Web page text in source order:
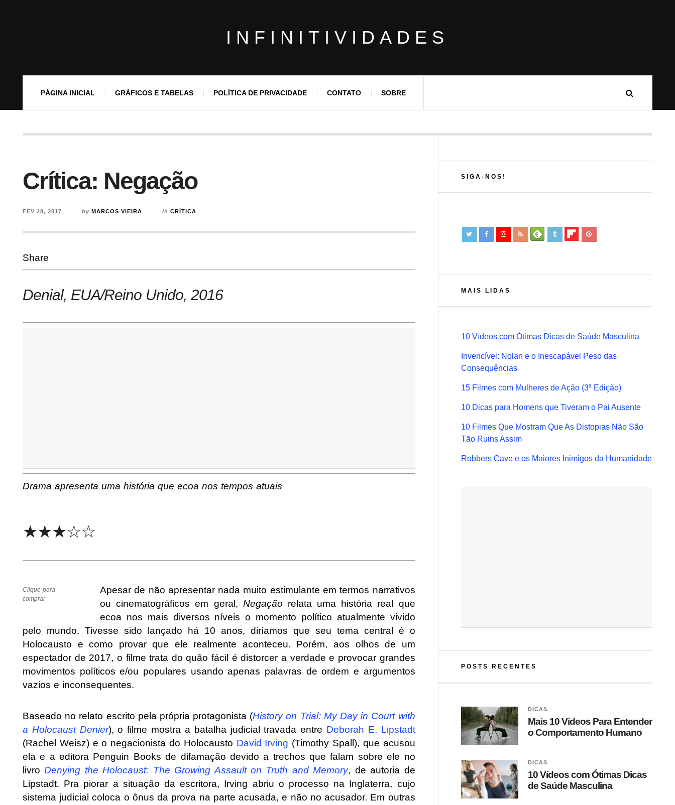
INFINITIVIDADES
PÁGINA INICIAL GRÁFICOS E TABELAS POLÍTICA DE PRIVACIDADE CONTATO SOBRE
Crítica: Negação
FEV 28, 2017 by MARCOS VIEIRA in CRÍTICA
Share
Denial, EUA/Reino Unido, 2016
Drama apresenta uma história que ecoa nos tempos atuais
★★★☆☆
Clique para
comprar
Apesar de não apresentar nada muito estimulante em termos narrativos
ou cinematográficos em geral, Negação relata uma história real que
ecoa nos mais diversos níveis o momento político atualmente vivido
pelo mundo. Tivesse sido lançado há 10 anos, diríamos que seu tema central é o
Holocausto e como provar que ele realmente aconteceu. Porém, aos olhos de um
espectador de 2017, o filme trata do quão fácil é distorcer a verdade e provocar grandes
movimentos políticos e/ou populares usando apenas palavras de ordem e argumentos
vazios e inconsequentes.
Baseado no relato escrito pela própria protagonista (History on Trial: My Day in Court with
a Holocaust Denier), o filme mostra a batalha judicial travada entre Deborah E. Lipstadt
(Rachel Weisz) e o negacionista do Holocausto David Irving (Timothy Spall), que acusou
ela e a editora Penguin Books de difamação devido a trechos que falam sobre ele no
livroDenying the Holocaust: The Growing Assault on Truth and Memory, de autoria de
Lipstadt. Pra piorar a situação da escritora, Irving abriu o processo na Inglaterra, cujo
sistema judicial coloca o ônus da prova na parte acusada, e não no acusador. Em outras
SIGA-NOS!
MAIS LIDAS
10 Vídeos com Ótimas Dicas de Saúde Masculina
Invencível: Nolan e o Inescapável Peso das
Consequências
15 Filmes com Mulheres de Ação (3ª Edição)
10 Dicas para Homens que Tiveram o Pai Ausente
10 Filmes Que Mostram Que As Distopias Não São
Tão Ruins Assim
Robbers Cave e os Maiores Inimigos da Humanidade
POSTS RECENTES
DICAS
Mais 10 Vídeos Para Entender
o Comportamento Humano
DICAS
10 Vídeos com Ótimas Dicas
de Saúde Masculina